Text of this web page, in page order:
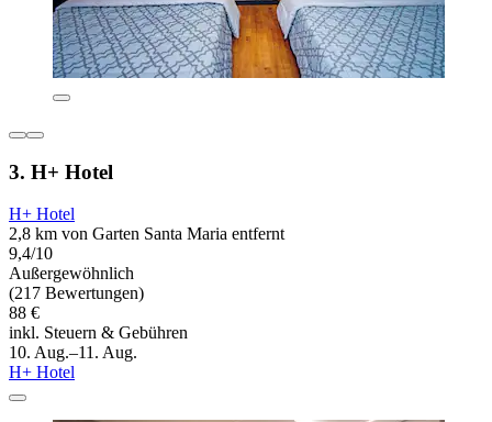
3. H+ Hotel
H+ Hotel
2,8 km von Garten Santa Maria entfernt
9,4/10
Außergewöhnlich
(217 Bewertungen)
88 €
inkl. Steuern & Gebühren
10. Aug.–11. Aug.
H+ Hotel